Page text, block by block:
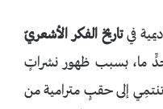
فيتاريخ الفكر الأشعريّ
ما، بسبب ظهور نشراتٍ
تنتمِي إلى حقبٍ مترامية من